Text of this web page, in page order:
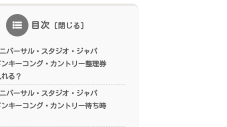
目次
バーサル・スタジオ・ジャパ
ンキーコング・カントリー整理券
る？
バーサル・スタジオ・ジャパ
ンキーコング・カントリー待ち時